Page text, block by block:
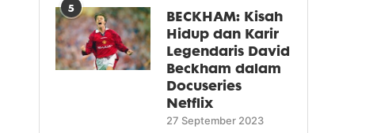
5
BECKHAM: Kisah
Hidup dan Karir
Legendaris David
Beckham dalam
Docuseries
Netflix
27 September 2023